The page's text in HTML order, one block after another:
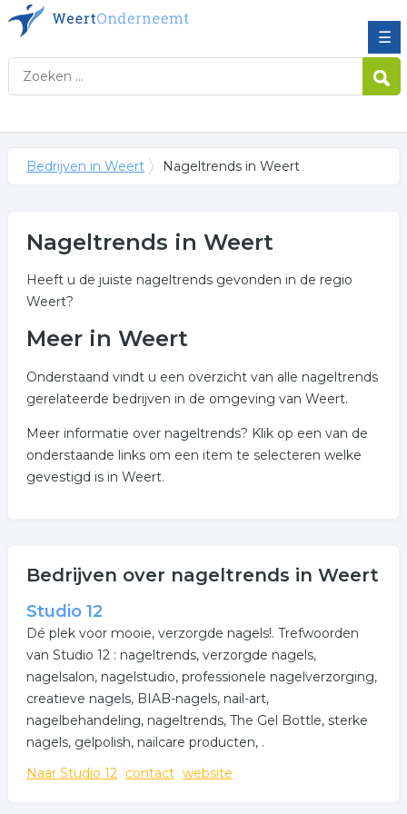
☰
Bedrijven in Weert Nageltrends in Weert
Nageltrends in Weert
Heeft u de juiste nageltrends gevonden in de regio
Weert?
Meer in Weert
Onderstaand vindt u een overzicht van alle nageltrends
gerelateerde bedrijven in de omgeving van Weert.
Meer informatie over nageltrends? Klik op een van de
onderstaande links om een item te selecteren welke
gevestigd is in Weert.
Bedrijven over nageltrends in Weert
Studio 12
Dé plek voor mooie, verzorgde nagels!. Trefwoorden
van Studio 12 : nageltrends, verzorgde nagels,
nagelsalon, nagelstudio, professionele nagelverzorging,
creatieve nagels, BIAB-nagels, nail-art,
nagelbehandeling, nageltrends, The Gel Bottle, sterke
nagels, gelpolish, nailcare producten, .
Naar Studio 12 contact website